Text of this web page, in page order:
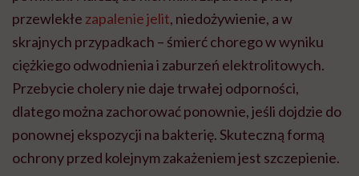
przewlekłe zapalenie jelit, niedożywienie, a w
skrajnych przypadkach – śmierć chorego w wyniku
ciężkiego odwodnienia i zaburzeń elektrolitowych.
Przebycie cholery nie daje trwałej odporności,
dlatego można zachorować ponownie, jeśli dojdzie do
ponownej ekspozycji na bakterię. Skuteczną formą
ochrony przed kolejnym zakażeniem jest szczepienie.